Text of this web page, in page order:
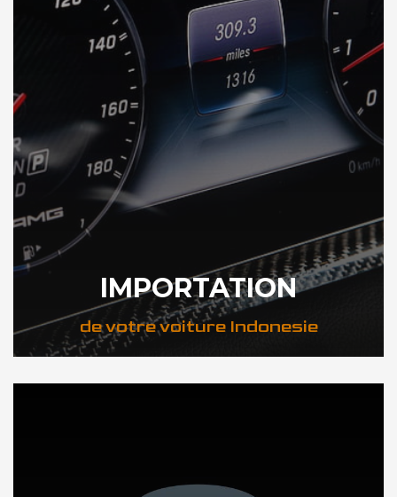
IMPORTATION
de votre voiture Indonesie
DÉCOUVREZ NOTRE IMPORTATION AUTO en Indonesie